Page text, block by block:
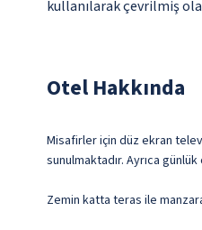
kullanılarak çevrilmiş
Otel Hakkında
Misafirler için düz ekran
sunulmaktadır. Ayrıca
Zemin katta teras ile